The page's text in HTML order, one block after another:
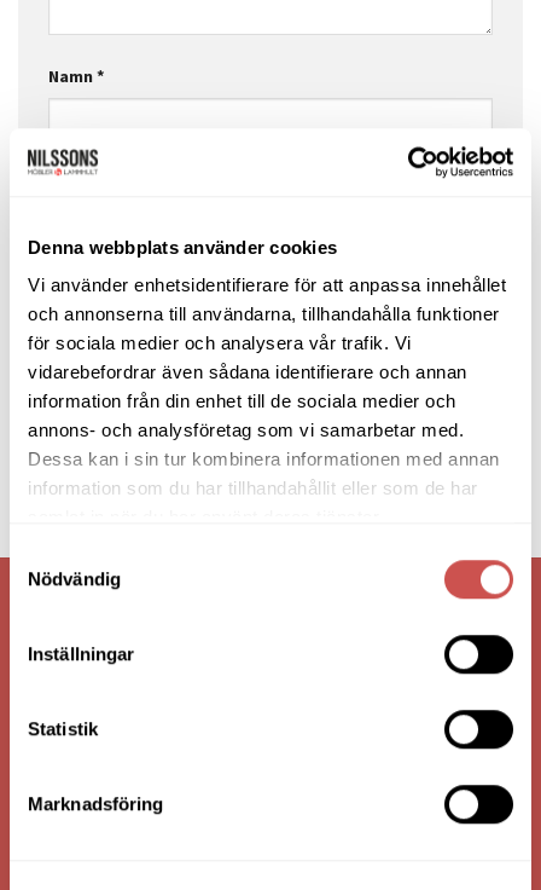
Denna webbplats använder cookies
Vi använder enhetsidentifierare för att anpassa innehållet
och annonserna till användarna, tillhandahålla funktioner
för sociala medier och analysera vår trafik. Vi
vidarebefordrar även sådana identifierare och annan
information från din enhet till de sociala medier och
annons- och analysföretag som vi samarbetar med.
Dessa kan i sin tur kombinera informationen med annan
information som du har tillhandahållit eller som de har
Samtyckesval
Nödvändig
Inställningar
Statistik
Marknadsföring
Namn*
Webbplats